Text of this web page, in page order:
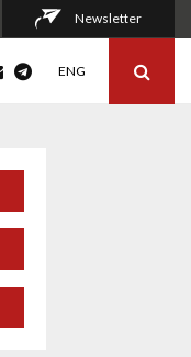
Newsletter
ENG